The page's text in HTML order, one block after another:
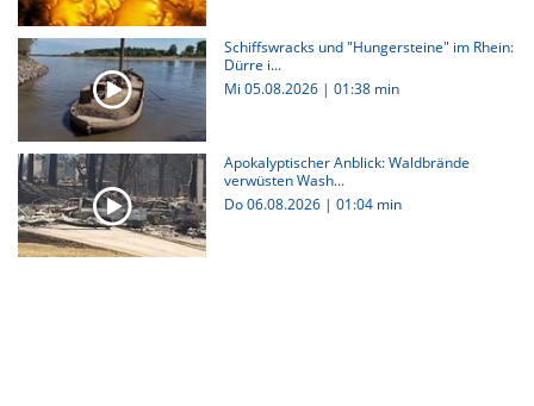
Schiffswracks und "Hungersteine" im Rhein:
Dürre i...
Mi 05.08.2026 | 01:38 min
Apokalyptischer Anblick: Waldbrände
verwüsten Wash...
Do 06.08.2026 | 01:04 min